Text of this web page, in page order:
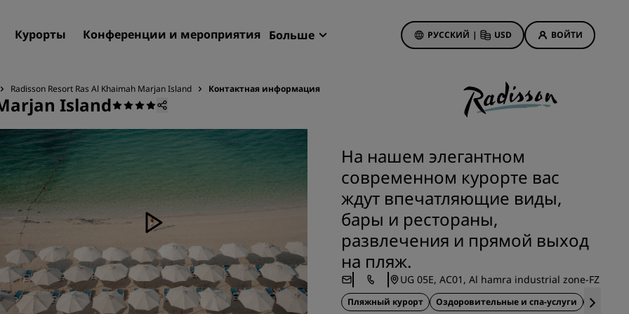
Курорты Конференции и мероприятия Больше
Radisson Rewards
РУССКИЙ | USD ВОЙТИ
Направления
Курорты
Апартаменты с обслуживанием
Отели при аэропорте
Новые и будущие отели
Конференции и мероприятия
Откройте для себя Radisson
Meetings
Акции отелей
предложения
Выигрыш с первого раза
Тариф «Предложения дня»
Бронируйте заранее
Ознакомьтесь с нашими
пакетами услуг
Идеи для путешествий
Radisson Resort Ras Al Khaimah Marjan Island Контактная информация
Island
На нашем элегантном
современном курорте вас
ждут впечатляющие виды,
бары и рестораны,
развлечения и прямой выход
на пляж.
UG 05E, AC01, Al hamra industrial zone-FZ
Пляжный курорт Оздоровительные и спа-услуги Все